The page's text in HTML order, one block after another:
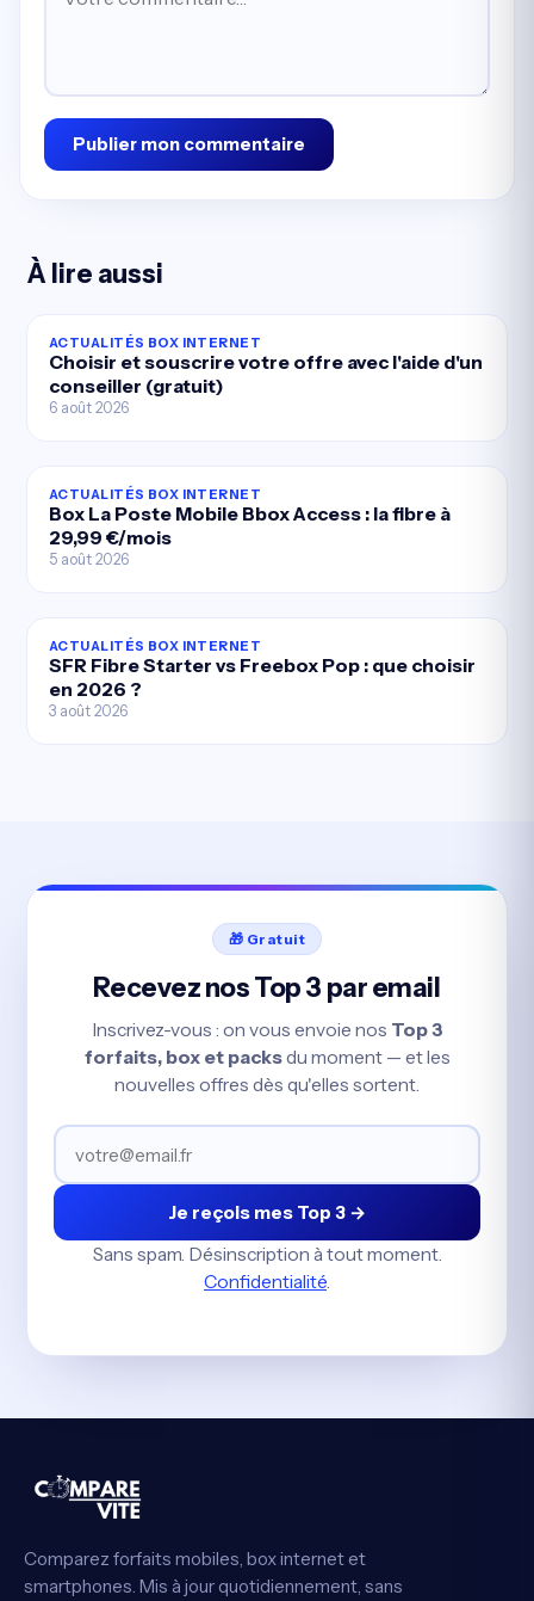
Publier mon commentaire
À lire aussi
ACTUALITÉS BOX INTERNET
Choisir et souscrire votre offre avec l'aide d'un
conseiller (gratuit)
6 août 2026
ACTUALITÉS BOX INTERNET
Box La Poste Mobile Bbox Access : la fibre à
29,99 €/mois
5 août 2026
ACTUALITÉS BOX INTERNET
SFR Fibre Starter vs Freebox Pop : que choisir
en 2026 ?
3 août 2026
🎁 Gratuit
Recevez nos Top 3 par email
Inscrivez-vous : on vous envoie nos Top 3
forfaits, box et packsdu moment — et les
nouvelles offres dès qu'elles sortent.
Je reçois mes Top 3 →
Sans spam. Désinscription à tout moment.
Confidentialité.
Comparez forfaits mobiles, box internet et
smartphones. Mis à jour quotidiennement, sans